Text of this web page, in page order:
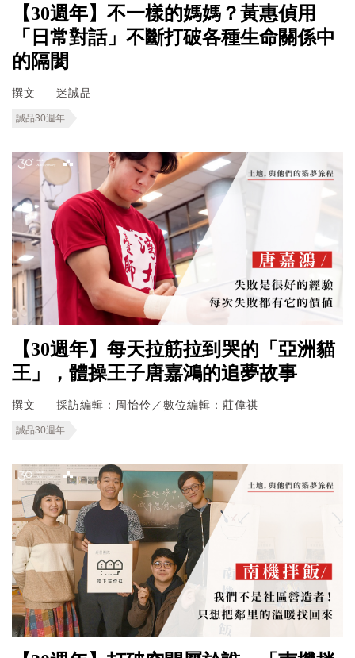
【30週年】不一樣的媽媽？黃惠偵用
「日常對話」不斷打破各種生命關係中
的隔閡
撰文 迷誠品
誠品30週年
【30週年】每天拉筋拉到哭的「亞洲貓
王」，體操王子唐嘉鴻的追夢故事
撰文 採訪編輯：周怡伶／數位編輯：莊偉祺
誠品30週年